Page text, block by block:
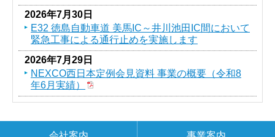
2026年7月30日
E32 徳島自動車道 美馬IC～井川池田IC間において
緊急工事による通行止めを実施します
2026年7月29日
NEXCO西日本定例会見資料 事業の概要（令和8
年6月実績）